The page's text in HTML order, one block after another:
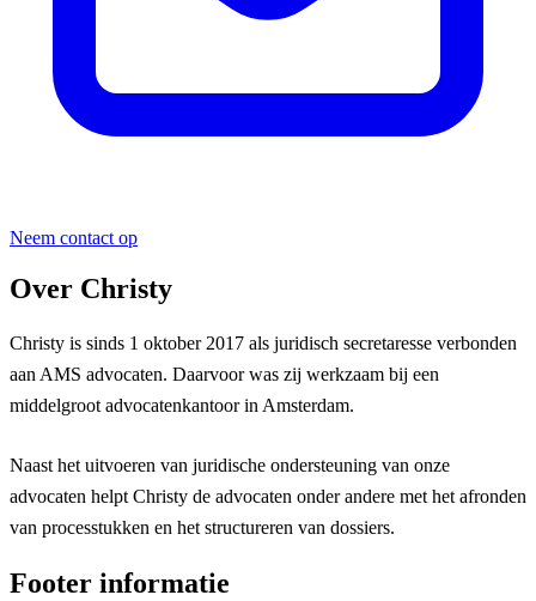
Neem contact op
Over Christy
Christy is sinds 1 oktober 2017 als juridisch secretaresse verbonden
aan AMS advocaten. Daarvoor was zij werkzaam bij een
middelgroot advocatenkantoor in Amsterdam.
Naast het uitvoeren van juridische ondersteuning van onze
advocaten helpt Christy de advocaten onder andere met het afronden
van processtukken en het structureren van dossiers.
Footer informatie